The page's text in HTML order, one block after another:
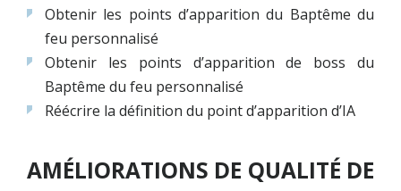
Obtenir les points d’apparition du Baptême du
feu personnalisé
Obtenir les points d’apparition de boss du
Baptême du feu personnalisé
Réécrire la définition du point d’apparition d’IA
AMÉLIORATIONS DE QUALITÉ DE